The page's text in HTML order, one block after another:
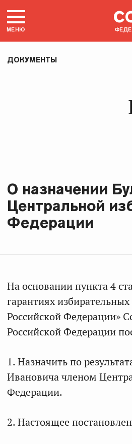
МЕНЮ
ДОКУМЕНТЫ
О назначении
Центральной
Федерации
На основании пункта 4
гарантиях
Российской Федерации»
Российской Федерации
1. Назначить по
Ивановича членом
Федерации.
2. Настоящее